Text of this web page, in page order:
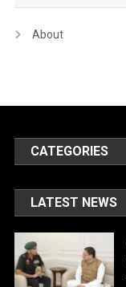
About
CATEGORIES
LATEST NEWS